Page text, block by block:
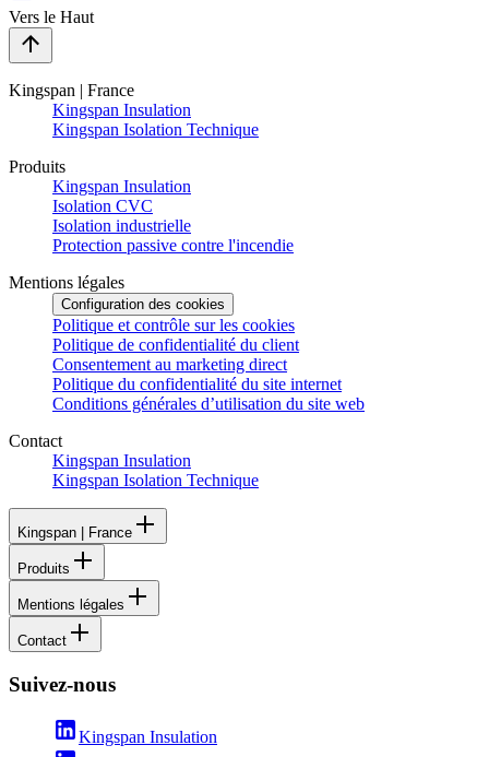
Vers le Haut
Kingspan | France
Kingspan Insulation
Kingspan Isolation Technique
Produits
Kingspan Insulation
Isolation CVC
Isolation industrielle
Protection passive contre l'incendie
Mentions légales
Configuration des cookies
Politique et contrôle sur les cookies
Politique de confidentialité du client
Consentement au marketing direct
Politique du confidentialité du site internet
Conditions générales d’utilisation du site web
Contact
Kingspan Insulation
Kingspan Isolation Technique
Kingspan | France
Produits
Mentions légales
Contact
Suivez-nous
Kingspan Insulation